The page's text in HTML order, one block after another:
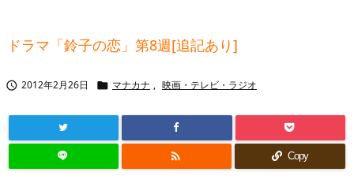
ドラマ「鈴子の恋」第8週[追記あり]
 2012年2月26日  マナカナ , 映画・テレビ・ラジオ
 Copy